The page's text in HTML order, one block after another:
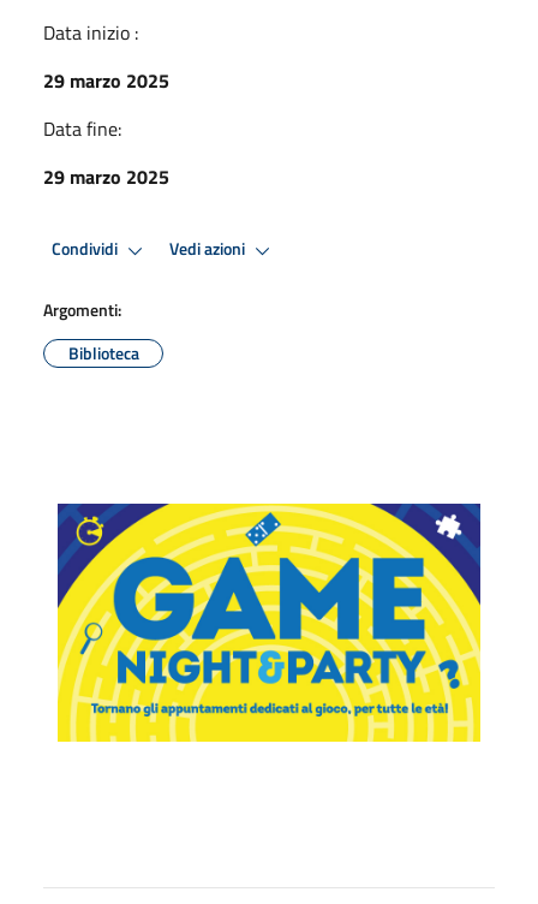
Data inizio :
29 marzo 2025
Data fine:
29 marzo 2025
Condividi Vedi azioni
Argomenti:
Biblioteca